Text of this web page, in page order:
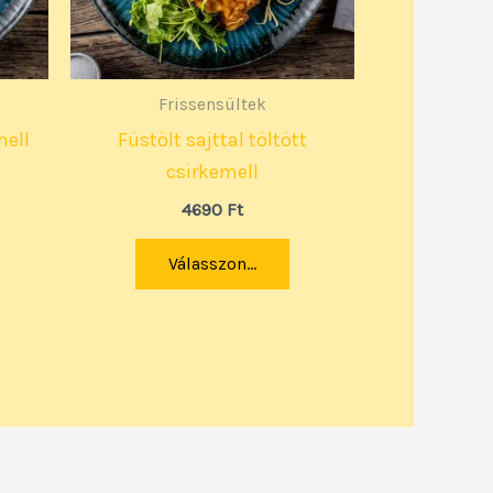
Frissensültek
Füstölt sajttal töltött
csirkemell
4690 Ft
Válasszon...